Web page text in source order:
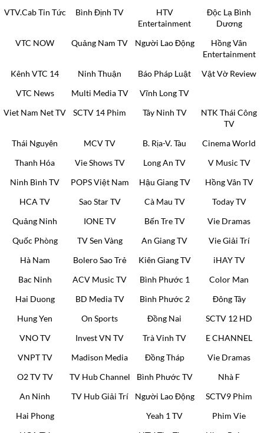
VTV.Cab Tin Tức
Bình Định TV
HTV
Entertainment
Độc Lạ Bình
Dương
VTC NOW
Quảng Nam TV Người Lao Động
Hồng Vân
Entertainment
Kênh VTC 14
Ninh Thuận Báo Pháp Luật
Vật Vờ Review
VTC News
Multi Media TV
Vĩnh Long TV
Viet Nam Net TV
SCTV 14 Phim Tây Ninh TV
NTK Thái Công
TV
Thái Nguyên
MCV TV B. Rịa-V. Tàu
Cinema World
Thanh Hóa
Vie Shows TV Long An TV
V Music TV
Ninh Bình TV
POPS Việt Nam Hậu Giang TV
Hồng Vân TV
HCA TV
Sao Star TV Cà Mau TV
Today TV
Quảng Ninh
IONE TV Bến Tre TV
Vie Dramas
Quốc Phòng
TV Sen Vàng An Giang TV
Vie Giải Trí
Hà Nam
Bolero Sao Trẻ Kiên Giang TV
iHAY TV
Bac Ninh
ACV Music TV Bình Phước 1
Color Man
Hai Duong
BD Media TV Bình Phước 2
Đông Tây
Hung Yen
On Sports Đồng Nai
SCTV 12 HD
VNO TV
Invest VN TV Trà Vinh TV
E CHANNEL
VNPT TV
Madison Media Đồng Tháp
Vie Dramas
O2 TV TV
TV Hub Channel Bình Phước TV
Nhà F
An Ninh
TV Hub Giải Trí Người Lao Động
SCTV9 Phim
Hai Phong
Yeah 1 TV
Phim Vie